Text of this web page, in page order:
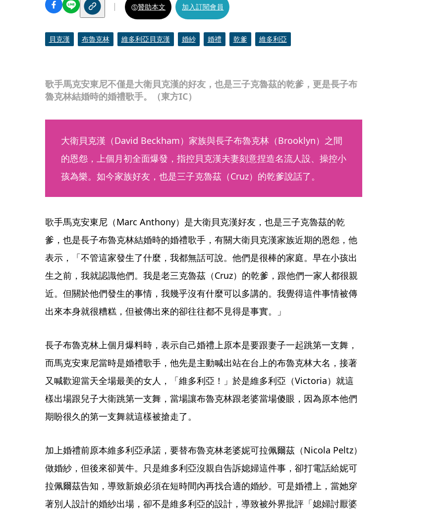
歌手馬克安東尼不僅是大衛貝克漢的好友，也是三子克魯茲的乾爹，更是長子布
魯克林結婚時的婚禮歌手。（東方IC）
贊助本文 加入訂閱會員
貝克漢 布魯克林 維多利亞貝克漢 婚紗 婚禮 乾爹 維多利亞
大衛貝克漢（David Beckham）家族與長子布魯克林（Brooklyn）之間
的恩怨，上個月初全面爆發，指控貝克漢夫妻刻意捏造名流人設、操控小
孩為樂。如今家族好友，也是三子克魯茲（Cruz）的乾爹說話了。
歌手馬克安東尼（Marc Anthony）是大衛貝克漢好友，也是三子克魯茲的乾
爹，也是長子布魯克林結婚時的婚禮歌手，有關大衛貝克漢家族近期的恩怨，他
表示，「不管這家發生了什麼，我都無話可說。他們是很棒的家庭。早在小孩出
生之前，我就認識他們。我是老三克魯茲（Cruz）的乾爹，跟他們一家人都很親
近。但關於他們發生的事情，我幾乎沒有什麼可以多講的。我覺得這件事情被傳
出來本身就很糟糕，但被傳出來的卻往往都不見得是事實。」
長子布魯克林上個月爆料時，表示自己婚禮上原本是要跟妻子一起跳第一支舞，
而馬克安東尼當時是婚禮歌手，他先是主動喊出站在台上的布魯克林大名，接著
又喊歡迎當天全場最美的女人，「維多利亞！」於是維多利亞（Victoria）就這
樣出場跟兒子大衛跳第一支舞，當場讓布魯克林跟老婆當場傻眼，因為原本他們
期盼很久的第一支舞就這樣被搶走了。
加上婚禮前原本維多利亞承諾，要替布魯克林老婆妮可拉佩爾茲（Nicola Peltz）
做婚紗，但後來卻黃牛。只是維多利亞沒親自告訴媳婦這件事，卻打電話給妮可
拉佩爾茲告知，導致新娘必須在短時間內再找合適的婚紗。可是婚禮上，當她穿
著別人設計的婚紗出場，卻不是維多利亞的設計，導致被外界批評「媳婦討厭婆